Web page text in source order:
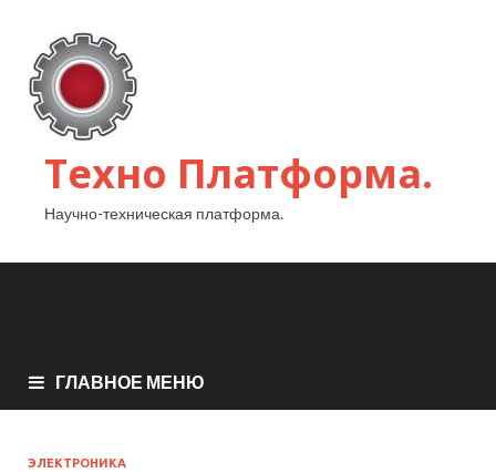
Техно Платформа.
Научно-техническая платформа.
ГЛАВНОЕ МЕНЮ
ЭЛЕКТРОНИКА